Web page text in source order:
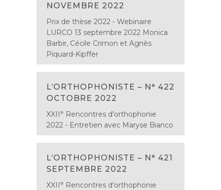
NOVEMBRE 2022
Prix de thèse 2022 - Webinaire
LURCO 13 septembre 2022 Monica
Barbir, Cécile Crimon et Agnès
Piquard-Kipffer
L’ORTHOPHONISTE – N° 422
OCTOBRE 2022
XXII° Rencontres d'orthophonie
2022 - Entretien avec Maryse Bianco
L’ORTHOPHONISTE – N° 421
SEPTEMBRE 2022
XXII° Rencontres d'orthophonie